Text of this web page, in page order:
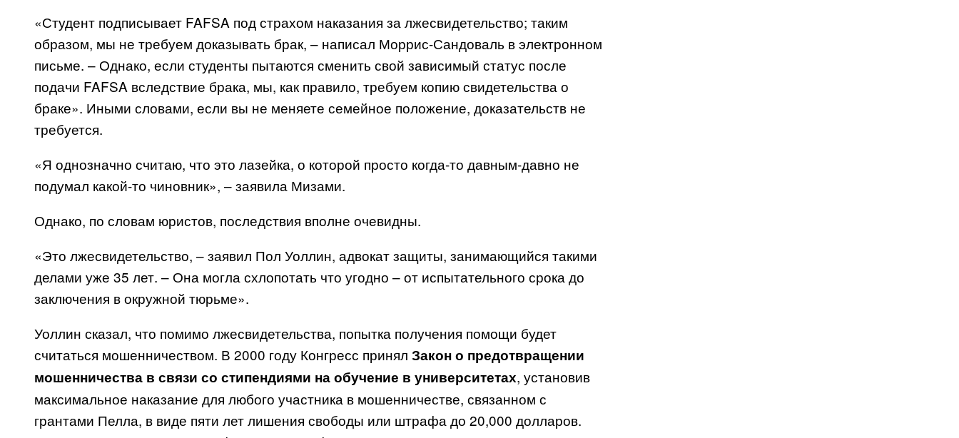
«Студент подписывает FAFSA под страхом наказания за лжесвидетельство; таким
образом, мы не требуем доказывать брак, – написал Моррис-Сандоваль в электронном
письме. – Однако, если студенты пытаются сменить свой зависимый статус после
подачи FAFSA вследствие брака, мы, как правило, требуем копию свидетельства о
браке». Иными словами, если вы не меняете семейное положение, доказательств не
требуется.
«Я однозначно считаю, что это лазейка, о которой просто когда-то давным-давно не
подумал какой-то чиновник», – заявила Мизами.
Однако, по словам юристов, последствия вполне очевидны.
«Это лжесвидетельство, – заявил Пол Уоллин, адвокат защиты, занимающийся такими
делами уже 35 лет. – Она могла схлопотать что угодно – от испытательного срока до
заключения в окружной тюрьме».
Уоллин сказал, что помимо лжесвидетельства, попытка получения помощи будет
считаться мошенничеством. В 2000 году Конгресс принял Закон о предотвращении
мошенничества в связи со стипендиями на обучение в университетах, установив
максимальное наказание для любого участника в мошенничестве, связанном с
грантами Пелла, в виде пяти лет лишения свободы или штрафа до 20,000 долларов.